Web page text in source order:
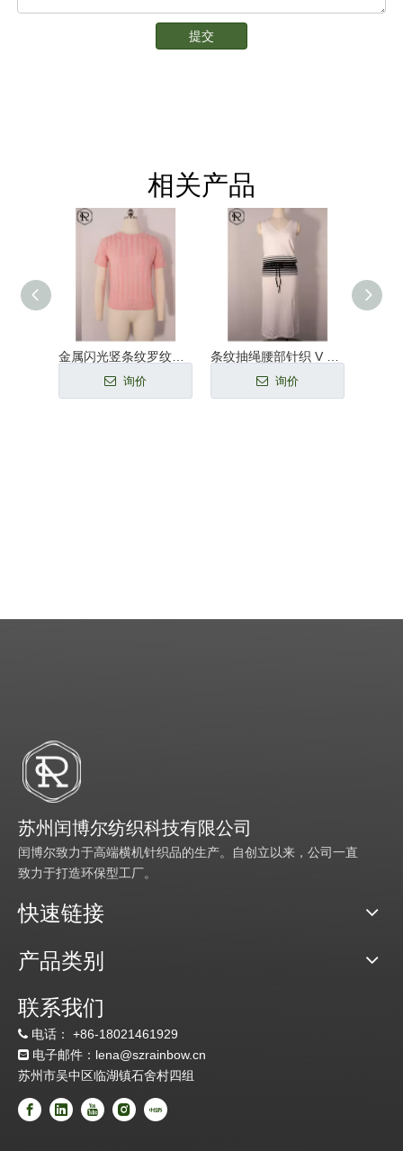
提交
相关产品
询价 询价
苏州闰博尔纺织科技有限公司
闰博尔致力于高端横机针织品的生产。自创立以来，公司一直
致力于打造环保型工厂。
快速链接
产品类别
联系我们
 电话： +86-18021461929
 电子邮件：lena@szrainbow.cn
苏州市吴中区临湖镇石舍村四组